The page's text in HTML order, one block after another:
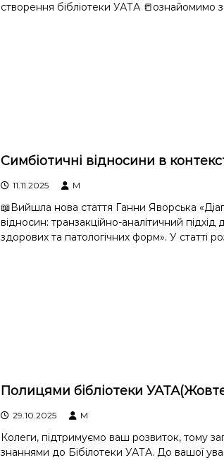
створення бібліотеки УАТА 📒ознайомимо
Симбіотичні відносини в
11.11.2025 M
📖Вийшла нова стаття Ганни Яворська
відносин: транзакційно-аналітичний
здорових та патологічних форм». У статті
Полицями бібліотеки
29.10.2025 M
Колеги, підтримуємо ваш розвиток, тому
знаннями до Бібілотеки УАТА. До вашої